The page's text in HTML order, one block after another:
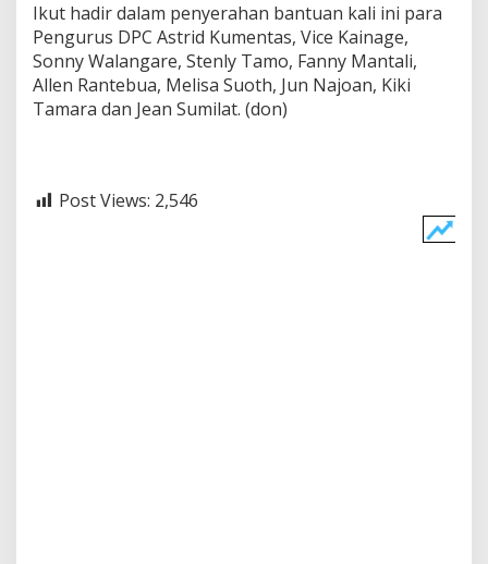
t
u
n
g
Ikut hadir dalam penyerahan bantuan kali ini para
Pengurus DPC Astrid Kumentas, Vice Kainage,
Sonny Walangare, Stenly Tamo, Fanny Mantali,
Allen Rantebua, Melisa Suoth, Jun Najoan, Kiki
Tamara dan Jean Sumilat. (don)
Post Views: 2,546